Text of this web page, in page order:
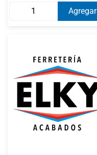
Agregar